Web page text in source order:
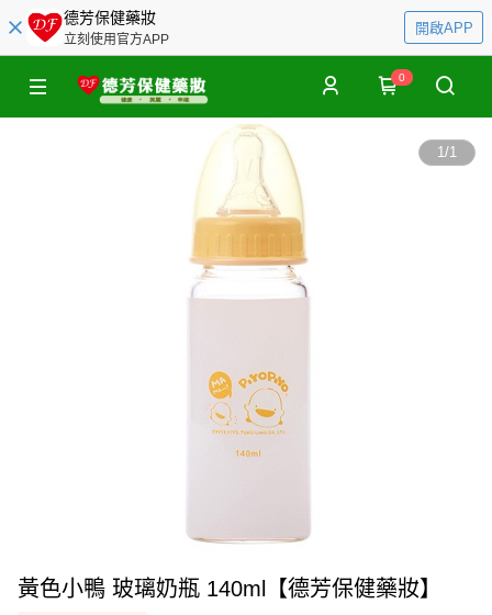
德芳保健藥妝
立刻使用官方APP
開啟APP
0
1/1
黃色小鴨 玻璃奶瓶 140ml【德芳保健藥妝】